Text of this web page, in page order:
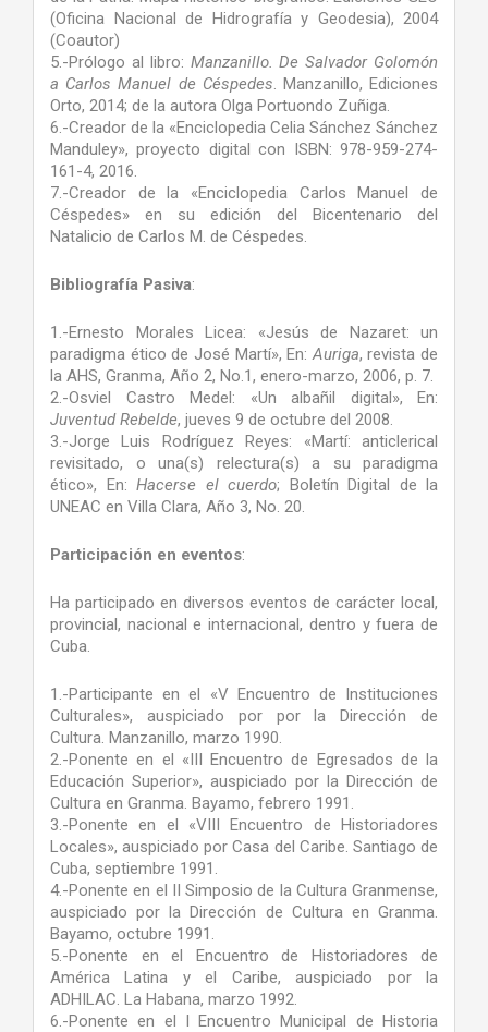
(Oficina Nacional de Hidrografía y Geodesia), 2004
(Coautor)
5.-Prólogo al libro: Manzanillo. De Salvador Golomón
a Carlos Manuel de Céspedes. Manzanillo, Ediciones
Orto, 2014; de la autora Olga Portuondo Zuñiga.
6.-Creador de la «Enciclopedia Celia Sánchez Sánchez
Manduley», proyecto digital con ISBN: 978-959-274-
161-4, 2016.
7.-Creador de la «Enciclopedia Carlos Manuel de
Céspedes» en su edición del Bicentenario del
Natalicio de Carlos M. de Céspedes.
Bibliografía Pasiva:
1.-Ernesto Morales Licea: «Jesús de Nazaret: un
paradigma ético de José Martí», En:Auriga, revista de
la AHS, Granma, Año 2, No.1, enero-marzo, 2006, p. 7.
2.-Osviel Castro Medel: «Un albañil digital», En:
Juventud Rebelde, jueves 9 de octubre del 2008.
3.-Jorge Luis Rodríguez Reyes: «Martí: anticlerical
revisitado, o una(s) relectura(s) a su paradigma
ético», En: Hacerse el cuerdo; Boletín Digital de la
UNEAC en Villa Clara, Año 3, No. 20.
Participación en eventos:
Ha participado en diversos eventos de carácter local,
provincial, nacional e internacional, dentro y fuera de
Cuba.
1.-Participante en el «V Encuentro de Instituciones
Culturales», auspiciado por por la Dirección de
Cultura. Manzanillo, marzo 1990.
2.-Ponente en el «III Encuentro de Egresados de la
Educación Superior», auspiciado por la Dirección de
Cultura en Granma. Bayamo, febrero 1991.
3.-Ponente en el «VIII Encuentro de Historiadores
Locales», auspiciado por Casa del Caribe. Santiago de
Cuba, septiembre 1991.
4.-Ponente en el II Simposio de la Cultura Granmense,
auspiciado por la Dirección de Cultura en Granma.
Bayamo, octubre 1991.
5.-Ponente en el Encuentro de Historiadores de
América Latina y el Caribe, auspiciado por la
ADHILAC. La Habana, marzo 1992.
6.-Ponente en el I Encuentro Municipal de Historia